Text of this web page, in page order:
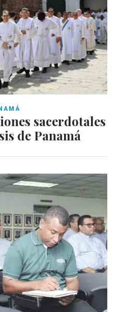
sacerdotales
de Panamá